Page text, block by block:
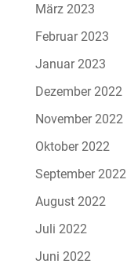
März 2023
Februar 2023
Januar 2023
Dezember 2022
November 2022
Oktober 2022
September 2022
August 2022
Juli 2022
Juni 2022